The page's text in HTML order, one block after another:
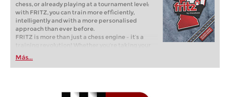
chess, or already playing at a tournament level:
with FRITZ, you can train more efficiently,
intelligently and with a more personalised
approach than ever before.
FRITZ is more than just a chess engine – it’s a
training revolution! Whether you’re taking your
first steps into the world of club chess, or already
playing at a tournament level: with FRITZ, you can
train more efficiently, intelligently and with a
Más...